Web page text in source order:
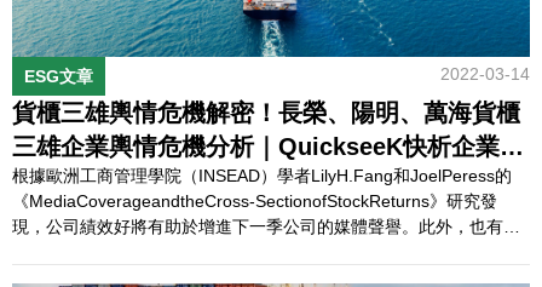
ESG文章 2022-03-14
貨櫃三雄輿情危機解密！長榮、陽明、萬海貨櫃
三雄企業輿情危機分析｜QuickseeK快析企業輿
情
根據歐洲工商管理學院（INSEAD）學者LilyH.Fang和JoelPeress的
《MediaCoverageandtheCross-SectionofStockReturns》研究發
現，公司績效好將有助於增進下一季公司的媒體聲譽。此外，也有國